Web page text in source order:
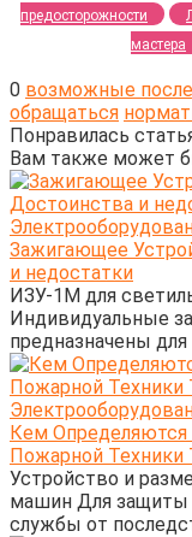
предосторожности
мастера
0 возможные
обращаться
Понравилась
Вам также может
Зажигающее
и недостатки
ИЗУ-1М для
Индивидуальные
предназначены для
Кем
Пожарной Техники
Устройство и
машин Для защиты
службы от